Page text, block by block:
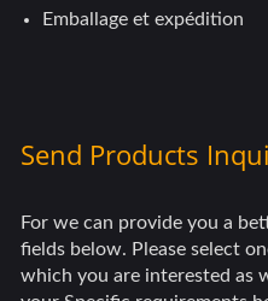
Emballage et expédition